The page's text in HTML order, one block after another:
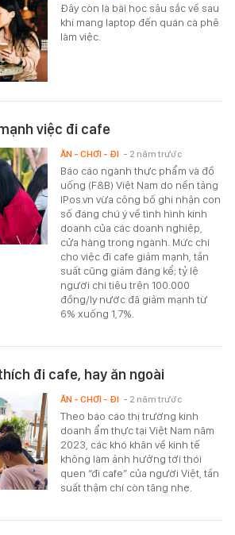
Đây còn là bài học sâu sắc về sau
khi mang laptop đến quán cà phê
làm việc.
việc đi cafe
Báo cáo ngành thực phẩm và đồ
uống (F&B) Việt Nam do nền tảng
IPos.vn vừa công bố ghi nhận con
số đáng chú ý về tình hình kinh
doanh của các doanh nghiệp,
cửa hàng trong ngành. Mức chi
cho việc đi cafe giảm mạnh, tần
suất cũng giảm đáng kể; tỷ lệ
người chi tiêu trên 100.000
đồng/ly nước đã giảm mạnh từ
6% xuống 1,7%.
ĂN - CHƠI - ĐI - 2 năm trước
đi cafe, hay ăn ngoài
Theo báo cáo thị trường kinh
doanh ẩm thực tại Việt Nam năm
2023, các khó khăn về kinh tế
không làm ảnh hưởng tới thói
quen “đi cafe” của người Việt, tần
suất thậm chí còn tăng nhẹ.
ĂN - CHƠI - ĐI - 2 năm trước